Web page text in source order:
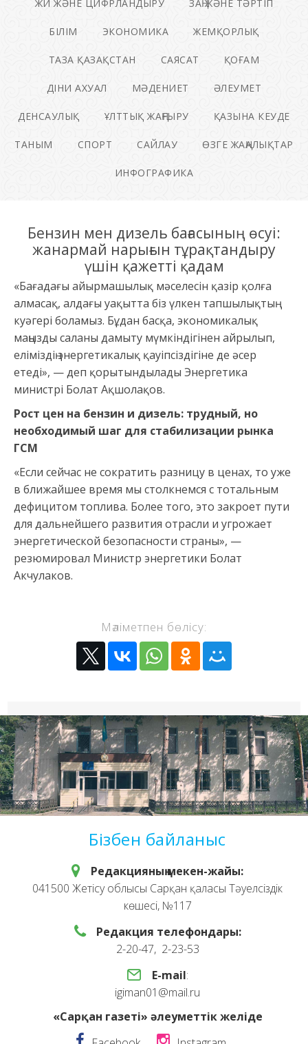
ЖИ ЖӘНЕ ЦИФРЛАНДЫРУ ЗАҢ ЖӘНЕ ТӘРТІП
БІЛІМ ЭКОНОМИКА ЖЕМҚОРЛЫҚ
ТАЗА ҚАЗАҚСТАН САЯСАТ ҚОҒАМ
ДІНИ АХУАЛ МӘДЕНИЕТ ӘЛЕУМЕТ
ДЕНСАУЛЫҚ ҰЛТТЫҚ ЖАҢҒЫРУ ҚАЗЫНА КЕУДЕ
ТАНЫМ СПОРТ САЙЛАУ ӨЗГЕ ЖАҢАЛЫҚТАР
ИНФОГРАФИКА
Бензин мен дизель бағасының өсуі:
жанармай нарығын тұрақтандыру
үшін қажетті қадам
«Бағадағы айырмашылық мәселесін қазір қолға
алмасақ, алдағы уақытта біз үлкен тапшылықтың
куәгері боламыз. Бұдан басқа, экономикалық
маңызды саланы дамыту мүмкіндігінен айрылып,
еліміздің энергетикалық қауіпсіздігіне де әсер
етеді», — деп қорытындылады Энергетика
министрі Болат Ақшолақов.
Рост цен на бензин и дизель: трудный, но
необходимый шаг для стабилизации рынка
ГСМ
«Если сейчас не сократить разницу в ценах, то уже
в ближайшее время мы столкнемся с тотальным
дефицитом топлива. Более того, это закроет пути
для дальнейшего развития отрасли и угрожает
энергетической безопасности страны», —
резюмировал Министр энергетики Болат
Акчулаков.
Мәліметпен бөлісу:
Бізбен байланыс
Редакцияның мекен-жайы:
041500 Жетісу облысы Сарқан қаласы Тәуелсіздік
көшесі, №117
Редакция телефондары:
2-20-47, 2-23-53
E-mail:
igiman01@mail.ru
«Сарқан газеті» әлеуметтік желіде